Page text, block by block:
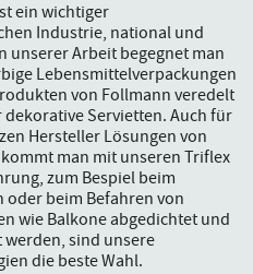
ein wichtiger
Industrie, national und
unserer Arbeit begegnet man
Lebensmittelverpackungen
von Follmann veredelt
Servietten. Auch für
Hersteller Lösungen von
man mit unseren Triflex
zum Bespiel beim
beim Befahren von
wie Balkone abgedichtet und
sind unsere
die beste Wahl.